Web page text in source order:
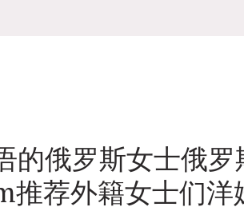
的俄罗斯女士俄
荐外籍女士们洋